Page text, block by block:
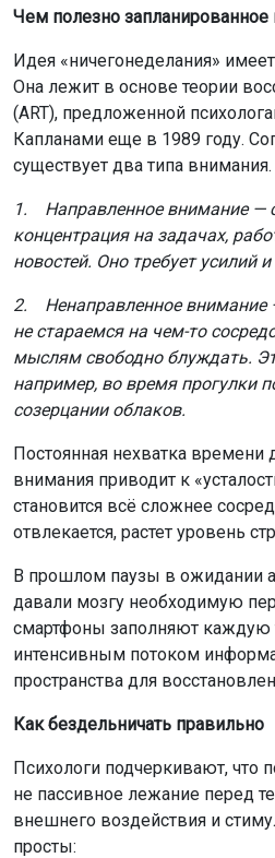
Чем полезно запланированное
Идея «ничегонеделания»
Она лежит в основе теории
(ART), предложенной
Капланами еще в 1989 году.
существует два типа внимания.
1. Направленное внимание —
концентрация на задачах,
новостей. Оно требует усилий
2. Ненаправленное внимание
не стараемся на чем-то
мыслям свободно блуждать.
например, во время прогулки
созерцании облаков.
Постоянная нехватка времени
внимания приводит к
становится всё сложнее
отвлекается, растет уровень
В прошлом паузы в ожидании
давали мозгу необходимую
смартфоны заполняют каждую
интенсивным потоком
пространства для
Как бездельничать правильно
Психологи подчеркивают, что
не пассивное лежание перед
внешнего воздействия и
просты: